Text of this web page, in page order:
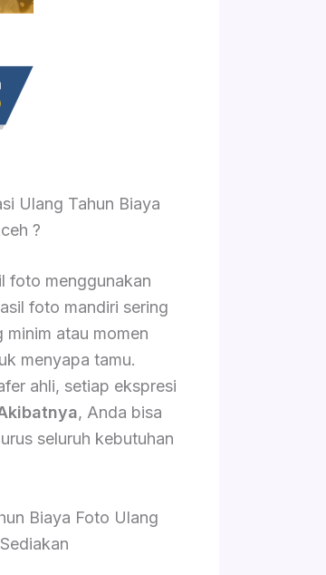
Ulang Tahun Biaya
?
foto menggunakan
foto mandiri sering
atau momen
menyapa tamu.
ahli, setiap ekspresi
, Anda bisa
seluruh kebutuhan
Biaya Foto Ulang